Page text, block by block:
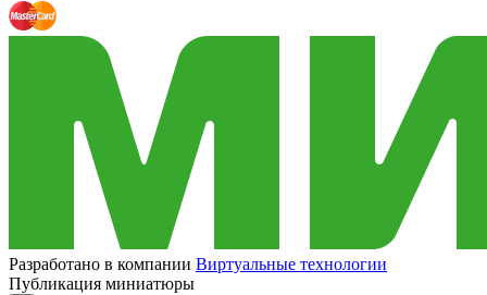
Разработано в компании Виртуальные технологии
Публикация миниатюры